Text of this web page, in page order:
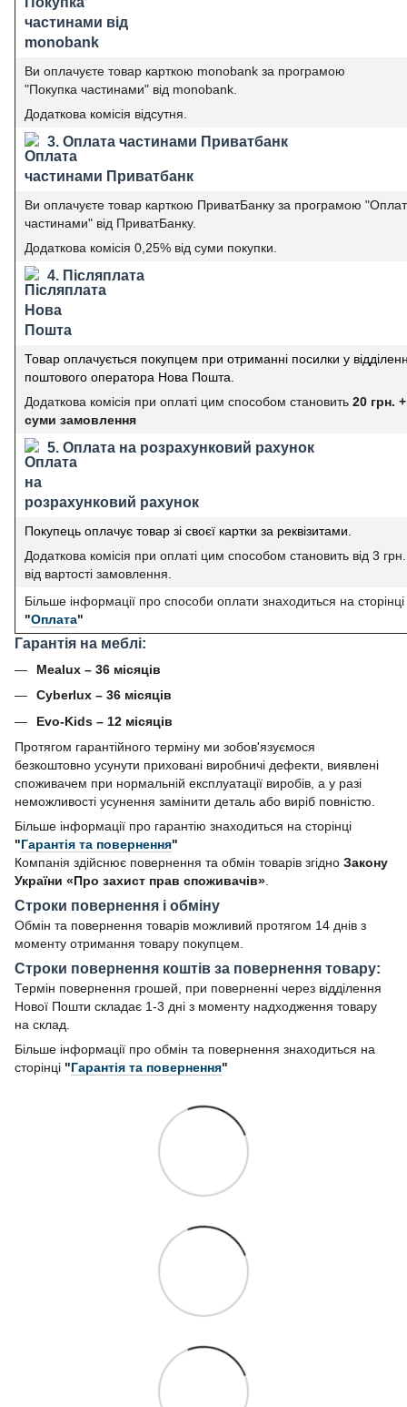
Ви оплачуєте товар карткою monobank за програмою
"Покупка частинами" від monobank.
Додаткова комісія відсутня.
3. Оплата частинами Приватбанк
Ви оплачуєте товар карткою ПриватБанку за програмою
частинами" від ПриватБанку.
Додаткова комісія 0,25% від суми покупки.
4. Післяплата
Товар оплачується покупцем при отриманні посилки у
поштового оператора Нова Пошта.
Додаткова комісія при оплаті цим способом становить 20 грн.
суми замовлення
5. Оплата на розрахунковий рахунок
Покупець оплачує товар зі своєї картки за реквізитами.
Додаткова комісія при оплаті цим способом становить від 3
від вартості замовлення.
Більше інформації про способи оплати знаходиться на сторінці
"Оплата"
Гарантія на меблі:
Mealux – 36 місяців
Cyberlux – 36 місяців
Evo-Kids – 12 місяців
Протягом гарантійного терміну ми зобов'язуємося
безкоштовно усунути приховані виробничі дефекти, виявлені
споживачем при нормальній експлуатації виробів, а у разі
неможливості усунення замінити деталь або виріб повністю.
Більше інформації про гарантію знаходиться на сторінці
"Гарантія та повернення"
Компанія здійснює повернення та обмін товарів згідно Закону
України «Про захист прав споживачів»
Строки повернення і обміну
Обмін та повернення товарів можливий протягом 14 днів з
моменту отримання товару покупцем.
Строки повернення коштів за повернення товару:
Термін повернення грошей, при поверненні через відділення
Нової Пошти складає 1-3 дні з моменту надходження товару
на склад.
Більше інформації про обмін та повернення знаходиться на
сторінці "Гарантія та повернення"